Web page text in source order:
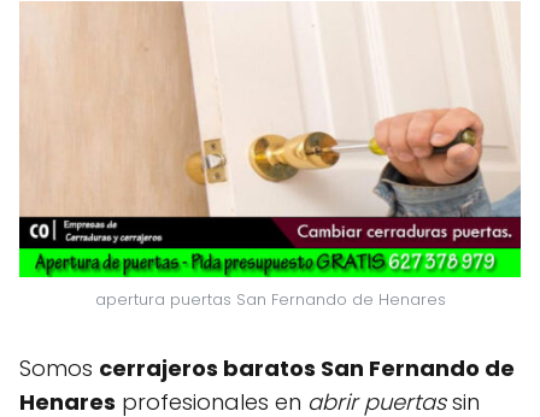
apertura puertas San Fernando de Henares
Somos cerrajeros baratos San Fernando de
Henares profesionales en abrir puertassin